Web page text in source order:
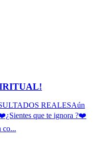
REALESAún
que te ignora ?❤️
co...